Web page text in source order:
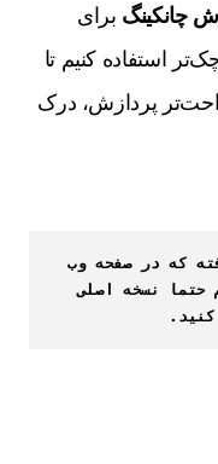
چانکینگ برای
استفاده کنیم تا
پردازش، درک
محتوای مکملی در کتاب قرار گرفته که در صفحه وب
نیست. بنابر این توصیه می کنیم حتما نسخه اصلی